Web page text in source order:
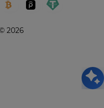
2026